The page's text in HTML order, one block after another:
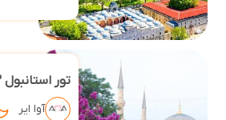
تور استانبول 3 شب و 4 روز 1 شهریور
آوا ایر